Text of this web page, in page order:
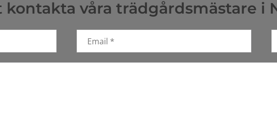
våra trädgårdsmästare i